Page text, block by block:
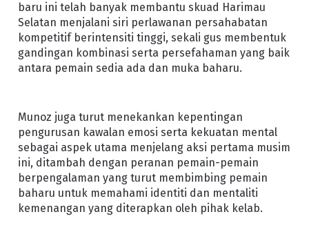
baru ini telah banyak membantu skuad Harimau
Selatan menjalani siri perlawanan persahabatan
kompetitif berintensiti tinggi, sekali gus membentuk
gandingan kombinasi serta persefahaman yang baik
antara pemain sedia ada dan muka baharu.
Munoz juga turut menekankan kepentingan
pengurusan kawalan emosi serta kekuatan mental
sebagai aspek utama menjelang aksi pertama musim
ini, ditambah dengan peranan pemain-pemain
berpengalaman yang turut membimbing pemain
baharu untuk memahami identiti dan mentaliti
kemenangan yang diterapkan oleh pihak kelab.